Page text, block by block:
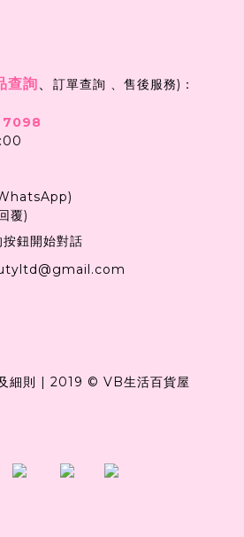
查詢
訂單查詢 、售後服務)：
覆)
按鈕開始對話
細則 | 2019 © VB生活百貨屋